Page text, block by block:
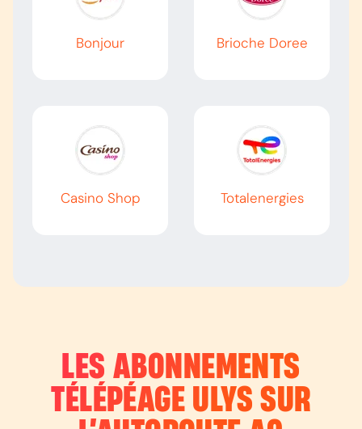
Bonjour Brioche Doree
Casino Shop Totalenergies
LES ABONNEMENTS
TÉLÉPÉAGE ULYS SUR